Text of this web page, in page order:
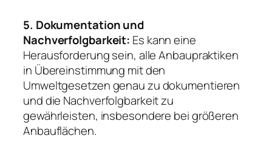
5. Dokumentation und
Nachverfolgbarkeit: Es kann eine
Herausforderung sein, alle Anbaupraktiken
in Übereinstimmung mit den
Umweltgesetzen genau zu dokumentieren
und die Nachverfolgbarkeit zu
gewährleisten, insbesondere bei größeren
Anbauflächen.